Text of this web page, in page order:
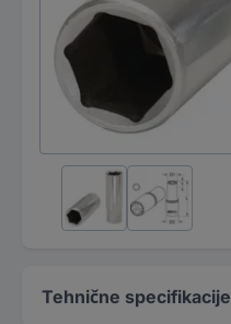
Tehnične specifikacije